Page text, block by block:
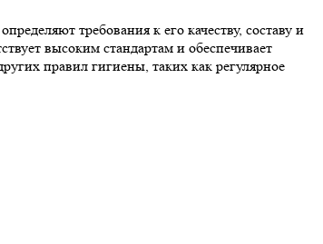
требования к его качеству, составу и
высоким стандартам и обеспечивает
правил гигиены, таких как регулярное